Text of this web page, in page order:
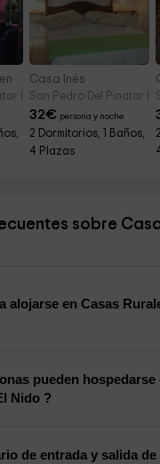
(Murcia)
Casa Inés
San Pedro Del Pinatar
32€ persona y noche
2 Dormitorios, 1 Baños,
4 Plazas
sobre
alojarse en Casas
pueden hospedarse
Nido ?
entrada y salida de Casas Rurales